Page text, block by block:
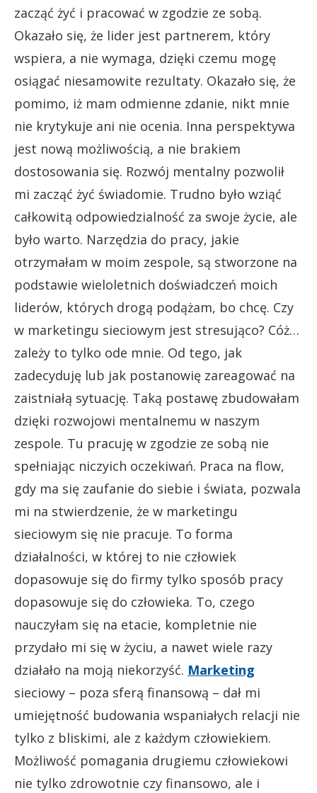
zacząć żyć i pracować w zgodzie ze sobą.
Okazało się, że lider jest partnerem, który
wspiera, a nie wymaga, dzięki czemu mogę
osiągać niesamowite rezultaty. Okazało się, że
pomimo, iż mam odmienne zdanie, nikt mnie
nie krytykuje ani nie ocenia. Inna perspektywa
jest nową możliwością, a nie brakiem
dostosowania się. Rozwój mentalny pozwolił
mi zacząć żyć świadomie. Trudno było wziąć
całkowitą odpowiedzialność za swoje życie, ale
było warto. Narzędzia do pracy, jakie
otrzymałam w moim zespole, są stworzone na
podstawie wieloletnich doświadczeń moich
liderów, których drogą podążam, bo chcę. Czy
w marketingu sieciowym jest stresująco? Cóż…
zależy to tylko ode mnie. Od tego, jak
zadecyduję lub jak postanowię zareagować na
zaistniałą sytuację. Taką postawę zbudowałam
dzięki rozwojowi mentalnemu w naszym
zespole. Tu pracuję w zgodzie ze sobą nie
spełniając niczyich oczekiwań. Praca na flow,
gdy ma się zaufanie do siebie i świata, pozwala
mi na stwierdzenie, że w marketingu
sieciowym się nie pracuje. To forma
działalności, w której to nie człowiek
dopasowuje się do firmy tylko sposób pracy
dopasowuje się do człowieka. To, czego
nauczyłam się na etacie, kompletnie nie
przydało mi się w życiu, a nawet wiele razy
działało na moją niekorzyść. Marketing
sieciowy – poza sferą finansową – dał mi
umiejętność budowania wspaniałych relacji nie
tylko z bliskimi, ale z każdym człowiekiem.
Możliwość pomagania drugiemu człowiekowi
nie tylko zdrowotnie czy finansowo, ale i